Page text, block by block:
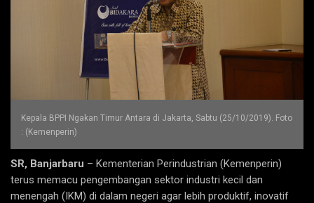
Kepala BPPI Ngakan Timur Antara di Jakarta, Sabtu (25/10/2019). Foto
: (Kemenperin)
SR, Banjarbaru – Kementerian Perindustrian (Kemenperin)
terus memacu pengembangan sektor industri kecil dan
menengah (IKM) di dalam negeri agar lebih produktif, inovatif